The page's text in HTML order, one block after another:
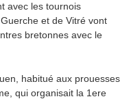
avec les tournois
et de Vitré vont
bretonnes avec le
habitué aux prouesses
qui organisait la 1ere